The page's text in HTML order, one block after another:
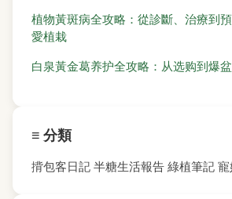
植物黃斑病全攻略：從診斷、治療到
愛植栽
白泉黃金葛养护全攻略：从选购到爆
≡ 分類
揹包客日記 半糖生活報告 綠植筆記 寵